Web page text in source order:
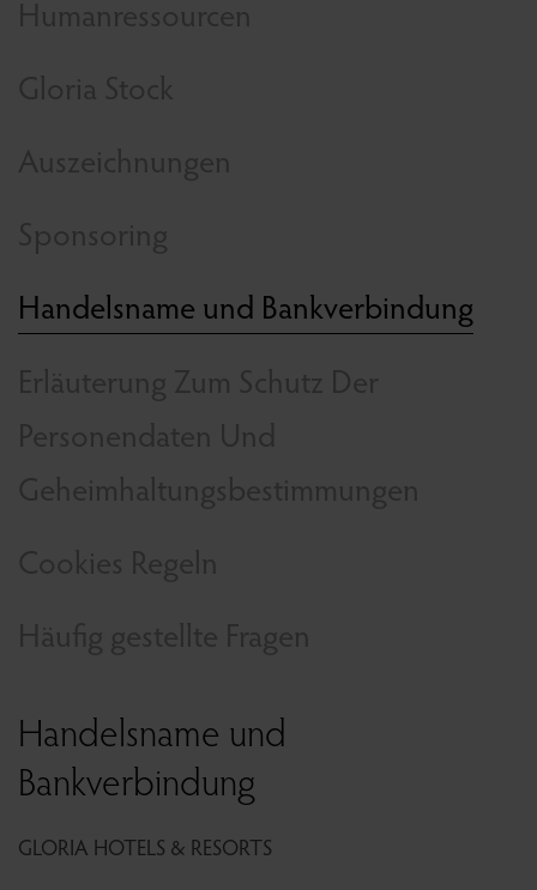
Handelsname und Bankverbindung
Handelsname und
Bankverbindung
GLORIA HOTELS & RESORTS